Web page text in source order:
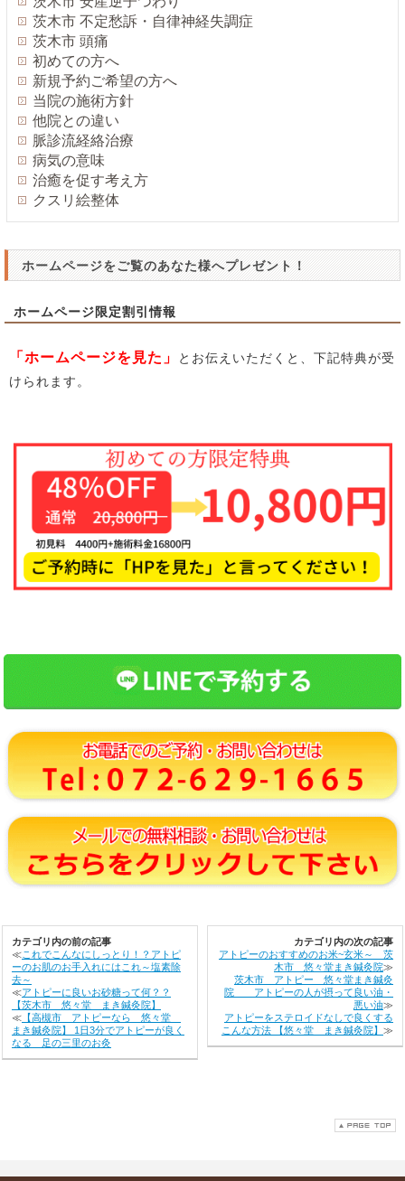
茨木市 不定愁訴・自律神経失調症
茨木市 頭痛
初めての方へ
新規予約ご希望の方へ
当院の施術方針
他院との違い
脈診流経絡治療
病気の意味
治癒を促す考え方
クスリ絵整体
ホームページをご覧のあなた様へプレゼント！
ホームページ限定割引情報
「ホームページを見た」
とお伝えいただくと、下記特典が受
けられます。
カテゴリ内の前の記事
≪これでこんなにしっとり！？アトピ
ーのお肌のお手入れにはこれ～塩素除
去～
≪アトピーに良いお砂糖って何？？
【茨木市 悠々堂 まき鍼灸院】
≪ 【高槻市 アトピーなら 悠々堂
まき鍼灸院】 1日3分でアトピーが良く
なる 足の三里のお灸
カテゴリ内の次の記事
アトピーのおすすめのお米~玄米～ 茨
木市 悠々堂まき鍼灸院≫
茨木市 アトピー 悠々堂まき鍼灸
院 アトピーの人が摂って良い油・
悪い油≫
アトピーをステロイドなしで良くする
こんな方法 【悠々堂 まき鍼灸院】 ≫